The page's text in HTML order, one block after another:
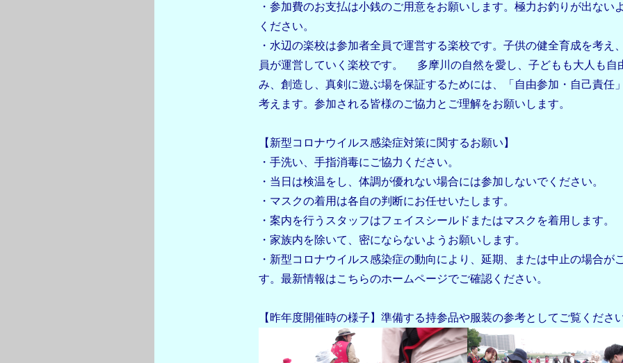
・参加費のお支払は小銭のご用意をお願いします。極力お釣りが出ない
ください。
・水辺の楽校は参加者全員で運営する楽校です。子供の健全育成を考え
員が運営していく楽校です。 多摩川の自然を愛し、子どもも大人も自
み、創造し、真剣に遊ぶ場を保証するためには、「自由参加・自己責任
考えます。参加される皆様のご協力とご理解をお願いします。
【新型コロナウイルス感染症対策に関するお願い】
・手洗い、手指消毒にご協力ください。
・当日は検温をし、体調が優れない場合には参加しないでください。
・マスクの着用は各自の判断にお任せいたします。
・案内を行うスタッフはフェイスシールドまたはマスクを着用します。
・家族内を除いて、密にならないようお願いします。
・新型コロナウイルス感染症の動向により、延期、または中止の場合が
す。最新情報はこちらのホームページでご確認ください。
【昨年度開催時の様子】準備する持参品や服装の参考としてご覧くださ